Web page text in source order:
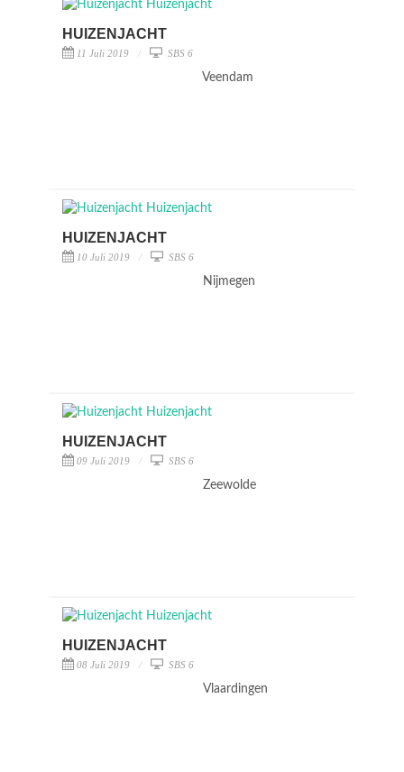
HUIZENJACHT
11 Juli 2019 SBS 6
Veendam
HUIZENJACHT
10 Juli 2019 SBS 6
Nijmegen
HUIZENJACHT
09 Juli 2019 SBS 6
Zeewolde
HUIZENJACHT
08 Juli 2019 SBS 6
Vlaardingen